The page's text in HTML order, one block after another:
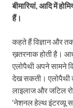
बीमारियां, आदि में
हैं।
कहते हैं विज्ञान और
ख़तरनाक होती है।
एलोपैथी अपने सामने
देख सकती। एलोपैथी
लाइलाज और जटिल
‘नेशनल हेल्थ इंटरव्यू